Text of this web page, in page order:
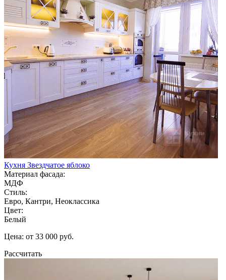
Кухня Звездчатое яблоко
Материал фасада:
МДФ
Стиль:
Евро, Кантри, Неоклассика
Цвет:
Белый
Цена: от 33 000 руб.
Рассчитать